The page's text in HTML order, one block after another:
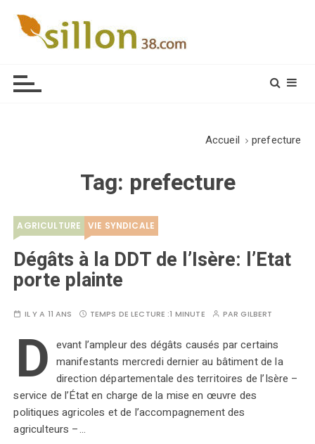
Accueil prefecture
Tag: prefecture
AGRICULTURE VIE SYNDICALE
Dégâts à la DDT de l’Isère: l’Etat
porte plainte
IL Y A 11 ANS TEMPS DE LECTURE :1 MINUTE PARGILBERT
D evant l’ampleur des dégâts causés par certains
manifestants mercredi dernier au bâtiment de la
direction départementale des territoires de l’Isère –
service de l’État en charge de la mise en œuvre des
politiques agricoles et de l’accompagnement des
agriculteurs –…